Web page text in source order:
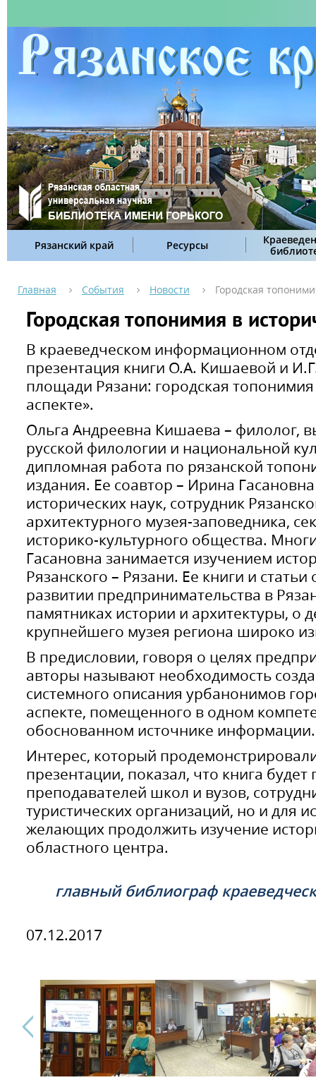
Рязанский край Ресурсы
Главная События Новости Городская
Городская топонимия в
В краеведческом информационном
презентация книги О.А. Кишаевой и
площади Рязани: городская
аспекте».
Ольга Андреевна Кишаева – филолог,
русской филологии и национальной
дипломная работа по рязанской
издания. Ее соавтор – Ирина
исторических наук, сотрудник
архитектурного музея-заповедника,
историко-культурного общества.
Гасановна занимается изучением
Рязанского – Рязани. Ее книги и
развитии предпринимательства в
памятниках истории и архитектуры, о
крупнейшего музея региона широко
В предисловии, говоря о целях
авторы называют необходимость
системного описания урбанонимов
аспекте, помещенного в одном
обоснованном источнике информации.
Интерес, который
презентации, показал, что книга
преподавателей школ и вузов,
туристических организаций, но и для
желающих продолжить изучение
областного центра.
главный библиограф
07.12.2017